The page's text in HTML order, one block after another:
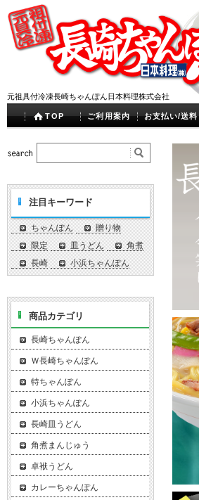
元祖具付冷凍長崎ちゃんぽん日本料理株式会社
TOP ご利用案内 お支払い/送料
注目キーワード
ちゃんぽん
贈り物
限定
皿うどん
角煮
長崎
小浜ちゃんぽん
商品カテゴリ
長崎ちゃんぽん
Ｗ長崎ちゃんぽん
特ちゃんぽん
小浜ちゃんぽん
長崎皿うどん
角煮まんじゅう
卓袱うどん
カレーちゃんぽん